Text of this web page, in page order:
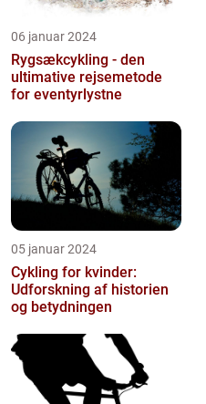
06 januar 2024
Rygsækcykling - den
ultimative rejsemetode
for eventyrlystne
05 januar 2024
Cykling for kvinder:
Udforskning af historien
og betydningen